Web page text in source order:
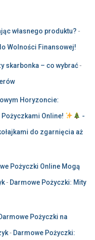
własnego produktu? -
Wolności Finansowej!
skarbonka – co wybrać-
Horyzoncie:
Online! -
do zgarnięcia aż
Pożyczki Online Mogą
- Darmowe Pożyczki: Mity
Pożyczki na
- Darmowe Pożyczki: